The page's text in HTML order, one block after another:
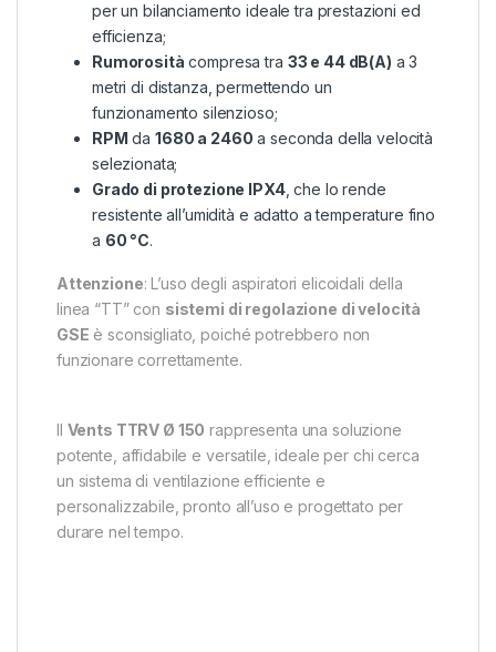
per un bilanciamento ideale tra prestazioni ed
efficienza;
Rumorosità compresa tra 33 e 44 dB(A) a 3
metri di distanza, permettendo un
funzionamento silenzioso;
RPM da1680 a 2460 a seconda della velocità
selezionata;
Grado di protezione IPX4, che lo rende
resistente all’umidità e adatto a temperature fino
a 60 °C.
Attenzione: L’uso degli aspiratori elicoidali della
linea “TT” con sistemi di regolazione di velocità
GSE è sconsigliato, poiché potrebbero non
funzionare correttamente.
Il Vents TTRV Ø 150 rappresenta una soluzione
potente, affidabile e versatile, ideale per chi cerca
un sistema di ventilazione efficiente e
personalizzabile, pronto all’uso e progettato per
durare nel tempo.